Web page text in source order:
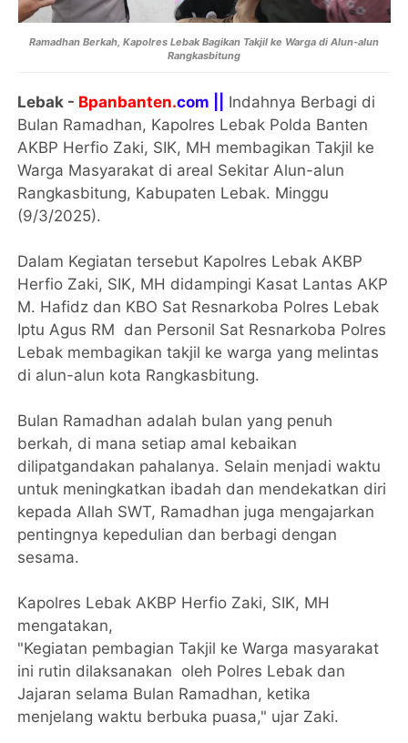
Ramadhan Berkah, Kapolres Lebak Bagikan Takjil ke Warga di Alun-alun
Rangkasbitung
Lebak - Bpanbanten.com ||
Indahnya Berbagi di
Bulan Ramadhan, Kapolres Lebak Polda Banten
AKBP Herfio Zaki, SIK, MH membagikan Takjil ke
Warga Masyarakat di areal Sekitar Alun-alun
Rangkasbitung, Kabupaten Lebak. Minggu
(9/3/2025).
Dalam Kegiatan tersebut Kapolres Lebak AKBP
Herfio Zaki, SIK, MH didampingi Kasat Lantas AKP
M. Hafidz dan KBO Sat Resnarkoba Polres Lebak
Iptu Agus RM dan Personil Sat Resnarkoba Polres
Lebak membagikan takjil ke warga yang melintas
di alun-alun kota Rangkasbitung.
Bulan Ramadhan adalah bulan yang penuh
berkah, di mana setiap amal kebaikan
dilipatgandakan pahalanya. Selain menjadi waktu
untuk meningkatkan ibadah dan mendekatkan diri
kepada Allah SWT, Ramadhan juga mengajarkan
pentingnya kepedulian dan berbagi dengan
sesama.
Kapolres Lebak AKBP Herfio Zaki, SIK, MH
mengatakan,
"Kegiatan pembagian Takjil ke Warga masyarakat
ini rutin dilaksanakan oleh Polres Lebak dan
Jajaran selama Bulan Ramadhan, ketika
menjelang waktu berbuka puasa," ujar Zaki.